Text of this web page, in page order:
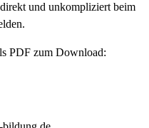
und unkompliziert beim
PDF zum Download: